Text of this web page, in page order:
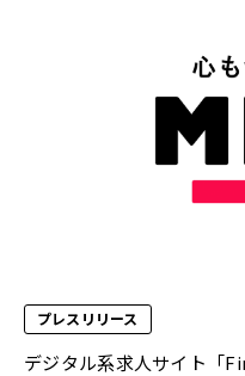
プレスリリース
デジタル系求人サイト「